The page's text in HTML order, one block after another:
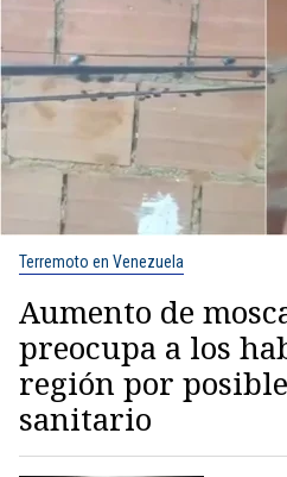
Terremoto en Venezuela
Aumento de
preocupa a los
región por
sanitario